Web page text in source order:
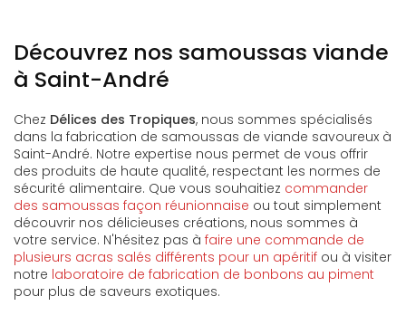
Découvrez nos samoussas viande
à Saint-André
Chez Délices des Tropiques, nous sommes spécialisés
dans la fabrication de samoussas de viande savoureux à
Saint-André. Notre expertise nous permet de vous offrir
des produits de haute qualité, respectant les normes de
sécurité alimentaire. Que vous souhaitiez commander
des samoussas façon réunionnaise ou tout simplement
découvrir nos délicieuses créations, nous sommes à
votre service. N'hésitez pas à faire une commande de
plusieurs acras salés différents pour un apéritif ou à visiter
notre laboratoire de fabrication de bonbons au piment
pour plus de saveurs exotiques.